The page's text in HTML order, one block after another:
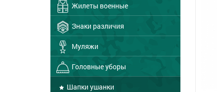
Жилеты военные
Знаки различия
Муляжи
Головные уборы
Шапки ушанки